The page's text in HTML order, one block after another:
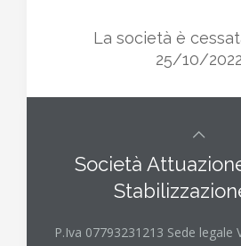
La società è
25/10/2022
Società
P.Iva 07793231213 Sede legale